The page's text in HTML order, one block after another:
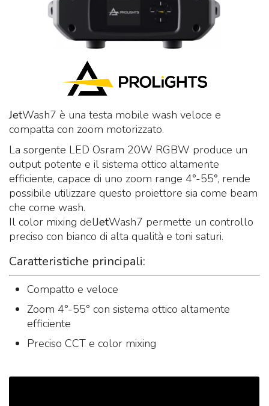
JetWash7 è una testa mobile wash veloce e
compatta con zoom motorizzato.
La sorgente LED Osram 20W RGBW produce un
output potente e il sistema ottico altamente
efficiente, capace di uno zoom range 4°-55°, rende
possibile utilizzare questo proiettore sia come beam
che come wash.
Il color mixing delJetWash7 permette un controllo
preciso con bianco di alta qualità e toni saturi.
Caratteristiche principali:
Compatto e veloce
Zoom 4°-55° con sistema ottico altamente
efficiente
Preciso CCT e color mixing